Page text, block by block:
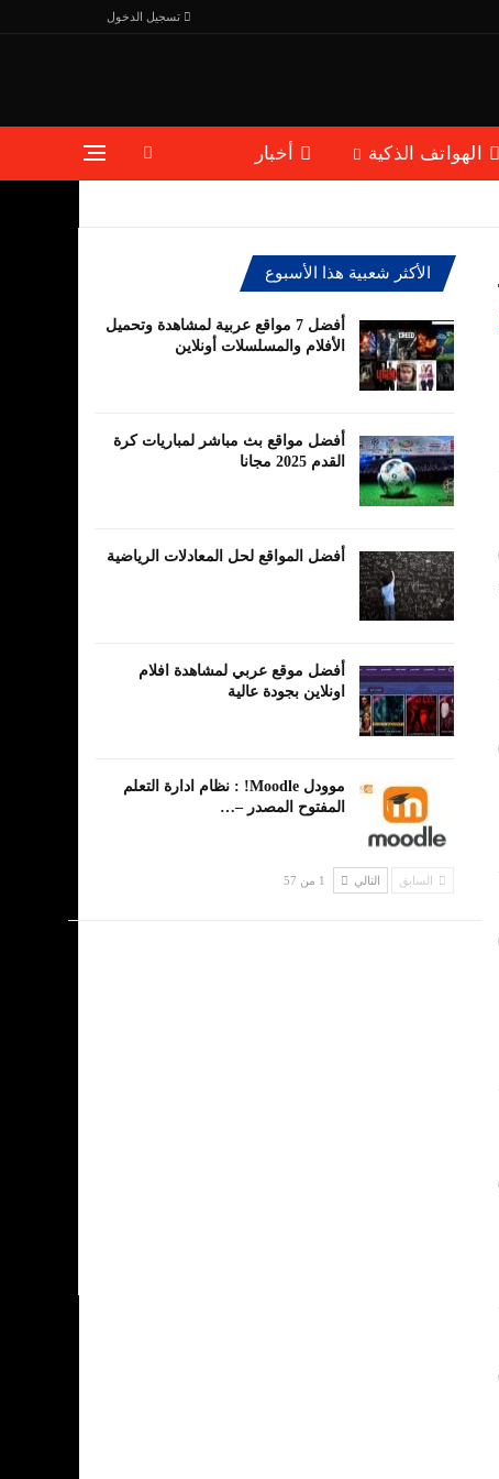
تسجيل الدخول
الهواتف الذكية أخبار
الأكثر شعبية هذا الأسبوع
أفضل 7 مواقع عربية لمشاهدة وتحميل
الأفلام والمسلسلات أونلاين
أفضل مواقع بث مباشر لمباريات كرة
القدم 2025 مجانا
أفضل المواقع لحل المعادلات الرياضية
أفضل موقع عربي لمشاهدة افلام
اونلاين بجودة عالية
موودل Moodle! : نظام ادارة التعلم
المفتوح المصدر –…
السابق التالي 1 من 57